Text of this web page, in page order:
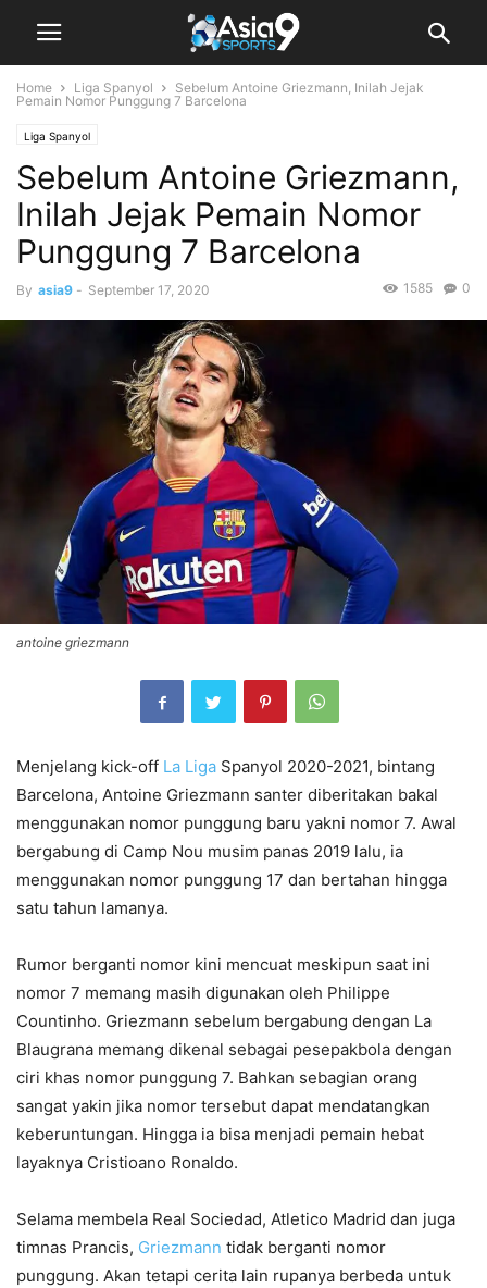
Home Liga Spanyol
Sebelum Antoine Griezmann, Inilah Jejak
Pemain Nomor Punggung 7 Barcelona
Liga Spanyol
Sebelum Antoine Griezmann,
Inilah Jejak Pemain Nomor
Punggung 7 Barcelona
By asia9 - September 17, 2020 0
1585
antoine griezmann
Menjelang kick-off La Liga Spanyol 2020-2021, bintang
Barcelona, Antoine Griezmann santer diberitakan bakal
menggunakan nomor punggung baru yakni nomor 7. Awal
bergabung di Camp Nou musim panas 2019 lalu, ia
menggunakan nomor punggung 17 dan bertahan hingga
satu tahun lamanya.
Rumor berganti nomor kini mencuat meskipun saat ini
nomor 7 memang masih digunakan oleh Philippe
Countinho. Griezmann sebelum bergabung dengan La
Blaugrana memang dikenal sebagai pesepakbola dengan
ciri khas nomor punggung 7. Bahkan sebagian orang
sangat yakin jika nomor tersebut dapat mendatangkan
keberuntungan. Hingga ia bisa menjadi pemain hebat
layaknya Cristioano Ronaldo.
Selama membela Real Sociedad, Atletico Madrid dan juga
timnas Prancis, Griezmann tidak berganti nomor
punggung. Akan tetapi cerita lain rupanya berbeda untuk